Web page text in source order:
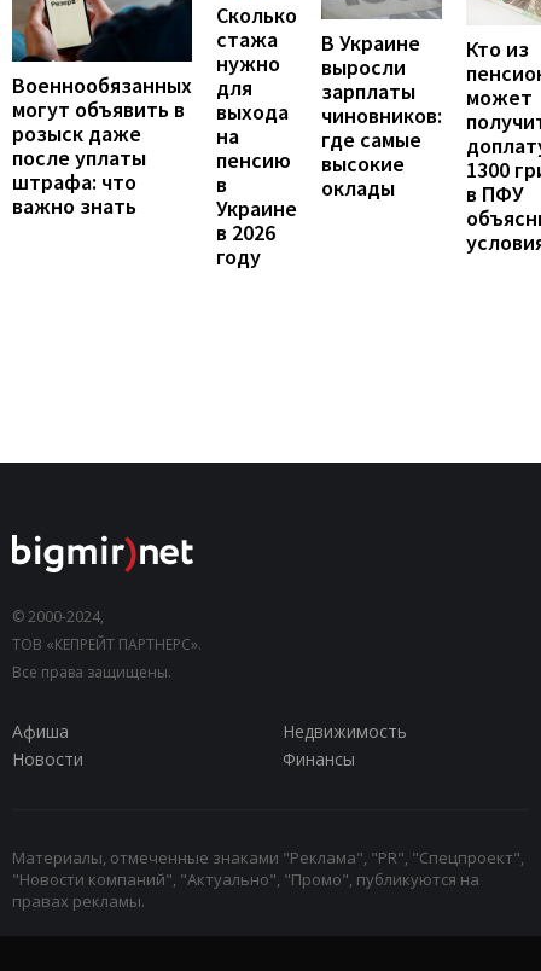
Военнообязанных
могут объявить в
розыск даже
после уплаты
штрафа: что
важно знать
Сколько
стажа
нужно
для
выхода
на
пенсию
в
Украине
в 2026
году
В Украине
выросли
зарплаты
чиновников:
где самые
высокие
оклады
Кто из
может
1300
в ПФУ
© 2000-2024,
ТОВ «КЕПРЕЙТ ПАРТНЕРС».
Все права защищены.
Афиша
Недвижимость
Новости
Финансы
Материалы, отмеченные знаками "Реклама", "PR", "Спецпроект",
"Новости компаний", "Актуально", "Промо", публикуются на
правах рекламы.